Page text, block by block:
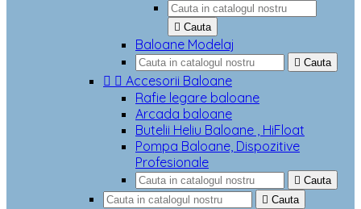
 Cauta
Baloane Modelaj
 Cauta
  Accesorii Baloane
Rafie legare baloane
Arcada baloane
Butelii Heliu Baloane , HiFloat
Pompa Baloane, Dispozitive
Profesionale
 Cauta
 Cauta